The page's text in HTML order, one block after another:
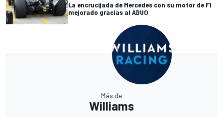
La encrucijada de Mercedes con su motor de F1
mejorado gracias al ADUO
Más de
Williams